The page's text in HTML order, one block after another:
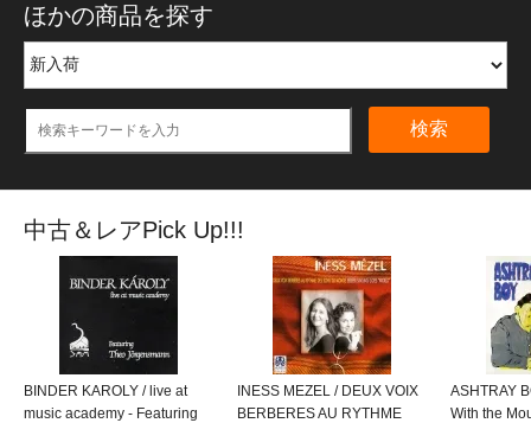
ほかの商品を探す
検索
中古＆レアPick Up!!!
BINDER KAROLY / live at
music academy - Featuring
INESS MEZEL / DEUX VOIX
BERBERES AU RYTHME
ASHTRAY
With the